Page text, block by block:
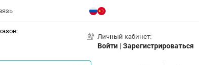
Личный кабинет:
Войти | Зарегистрироваться